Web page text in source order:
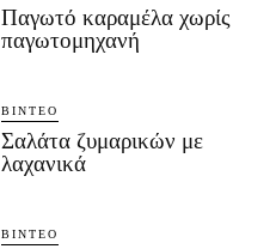
Παγωτό καραμέλα χωρίς
παγωτομηχανή
ΒΊΝΤΕΟ
Σαλάτα ζυμαρικών με
λαχανικά
ΒΊΝΤΕΟ